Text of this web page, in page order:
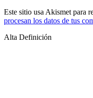
Este sitio usa Akismet para
procesan los datos de tus
Alta Definición